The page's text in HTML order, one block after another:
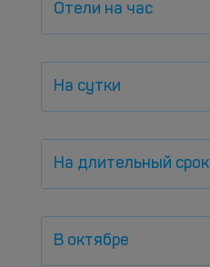
Отели на час
На сутки
На длительный срок
В октябре